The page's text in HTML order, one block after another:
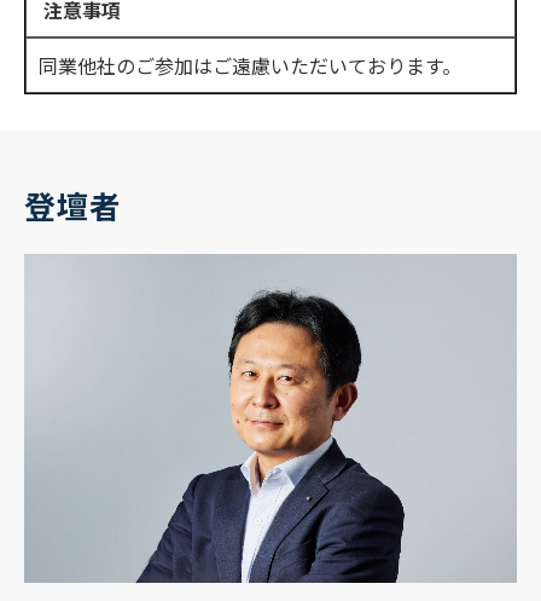
注意事項
同業他社のご参加はご遠慮いただいております。
登壇者